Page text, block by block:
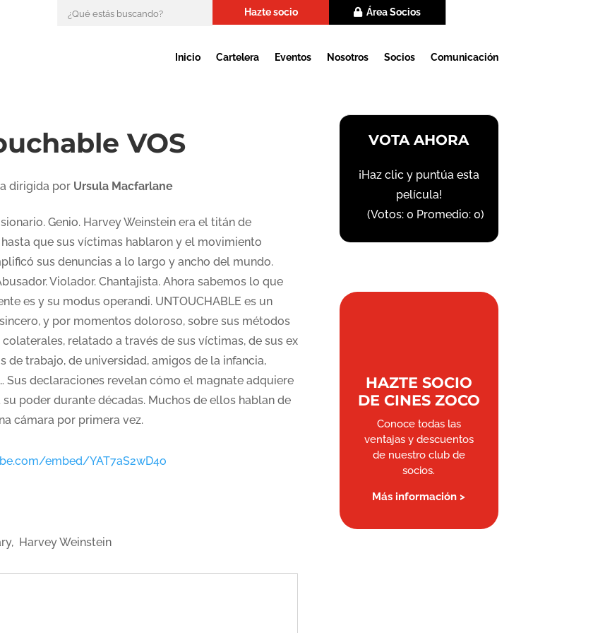
Hazte socio Área Socios
Inicio Cartelera Eventos Nosotros Socios Comunicación
VOS
dirigida por Ursula Macfarlane
Genio. Harvey Weinstein era el titán de
que sus víctimas hablaron y el movimiento
sus denuncias a lo largo y ancho del mundo.
Violador. Chantajista. Ahora sabemos lo que
es y su modus operandi. UNTOUCHABLE es un
y por momentos doloroso, sobre sus métodos
relatado a través de sus víctimas, de sus ex
de trabajo, de universidad, amigos de la infancia,
Sus declaraciones revelan cómo el magnate adquiere
poder durante décadas. Muchos de ellos hablan de
cámara por primera vez.
embed/YAT7aS2wD4o
Harvey Weinstein
VOTA AHORA
¡Haz clic y puntúa esta
película!
(Votos:0 Promedio:0)
HAZTE SOCIO
DE CINES ZOCO
Conoce todas las
ventajas y descuentos
de nuestro club de
socios.
Más información >